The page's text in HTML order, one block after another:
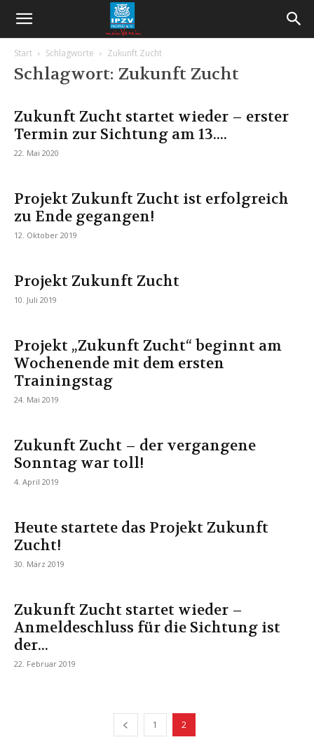
Start Schlagworte Zukunft Zucht
Schlagwort: Zukunft Zucht
Zukunft Zucht startet wieder – erster
Termin zur Sichtung am 13....
22. Mai 2020
Projekt Zukunft Zucht ist erfolgreich
zu Ende gegangen!
12. Oktober 2019
Projekt Zukunft Zucht
10. Juli 2019
Projekt „Zukunft Zucht“ beginnt am
Wochenende mit dem ersten
Trainingstag
24. Mai 2019
Zukunft Zucht – der vergangene
Sonntag war toll!
4. April 2019
Heute startete das Projekt Zukunft
Zucht!
30. März 2019
Zukunft Zucht startet wieder –
Anmeldeschluss für die Sichtung ist
der...
22. Februar 2019
1 2